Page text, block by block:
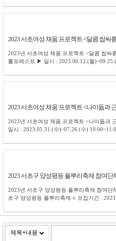
2023 서초여성 채움 프로젝트 <달콤 쌉싸름
2023년 서초여성 채움 프로젝트 <달콤 쌉
틀포레스트 ▶ 일시 : 2023.06.12.(월
2023 서초여성 채움 프로젝트 <나이듦과
2023년 서초여성 채움 프로젝트 <나이듦과
일시 : 2023.05.31.(수)~07.26.(수)
2023 서초구 양성평등 풀뿌리축제 참여단
2023년 서초구 양성평등 풀뿌리축제 참여
초구 양성평등 풀뿌리축제 ○ 모집기간 :